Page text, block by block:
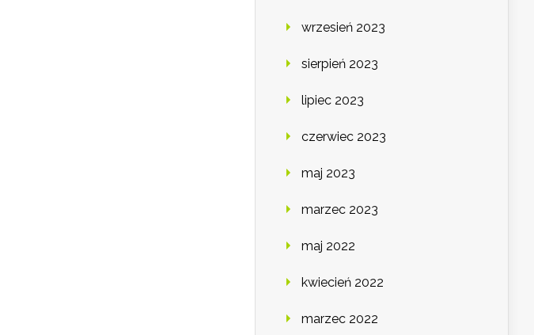
wrzesień 2023
sierpień 2023
lipiec 2023
czerwiec 2023
maj 2023
marzec 2023
maj 2022
kwiecień 2022
marzec 2022